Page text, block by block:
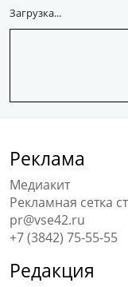
Загрузка...
Реклама
Медиакит
Рекламная сетка
pr@vse42.ru
+7 (3842) 75-55-55
Редакция